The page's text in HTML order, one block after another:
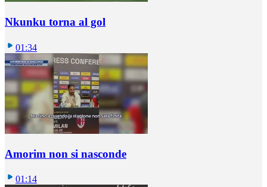
Nkunku torna al gol
01:34
Amorim non si nasconde
01:14